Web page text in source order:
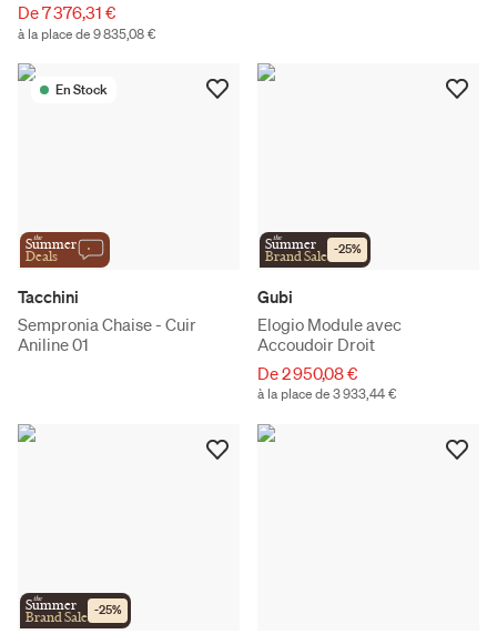
De 7 376,31 €
à la place de 9 835,08 €
En Stock
the
Summer
Deals
Tacchini
Sempronia Chaise - Cuir
Aniline 01
the
Summer
Brand Sale -25%
Gubi
Elogio Module avec
Accoudoir Droit
De 2 950,08 €
à la place de 3 933,44 €
the
Summer
Brand Sale -25%